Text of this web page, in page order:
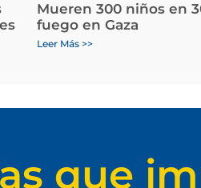
Mueren 300 niños en
fuego en Gaza
Leer Más >>
que